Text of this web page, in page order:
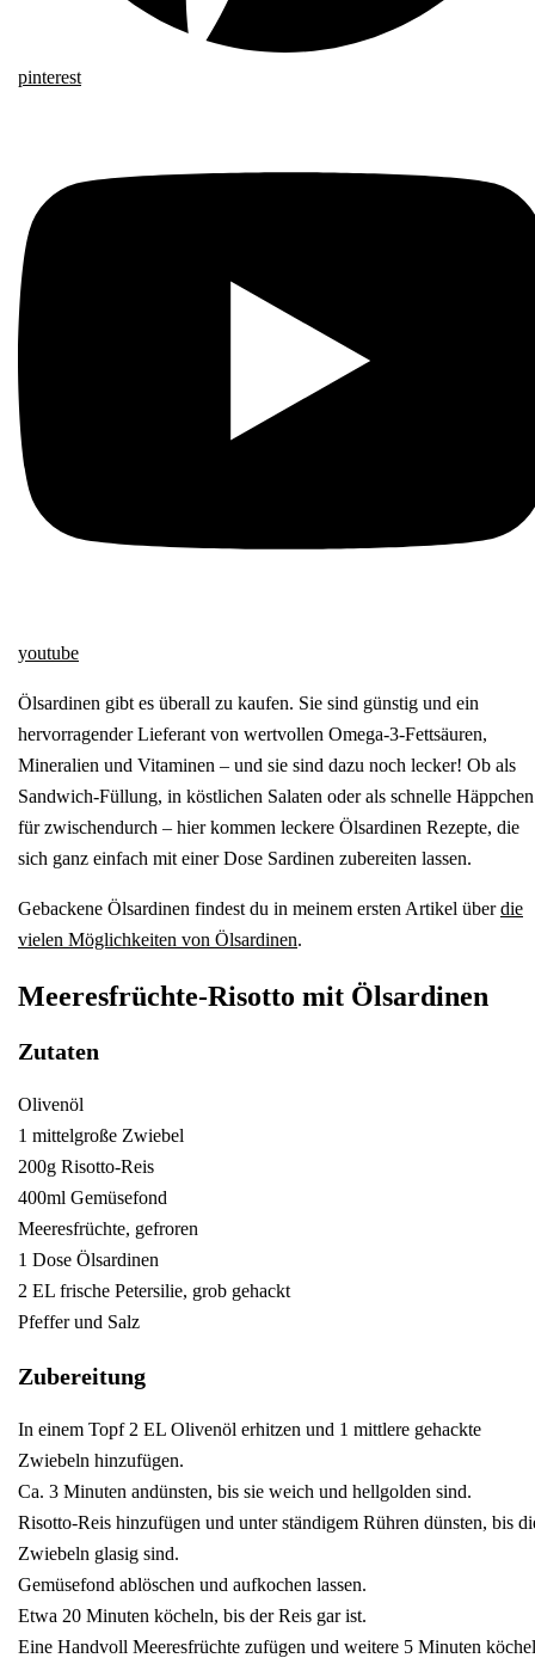
pinterest
youtube
Ölsardinen gibt es überall zu kaufen. Sie sind günstig und ein
hervorragender Lieferant von wertvollen Omega-3-Fettsäuren,
Mineralien und Vitaminen – und sie sind dazu noch lecker! Ob als
Sandwich-Füllung, in köstlichen Salaten oder als schnelle Häppchen
für zwischendurch – hier kommen leckere Ölsardinen Rezepte, die
sich ganz einfach mit einer Dose Sardinen zubereiten lassen.
Gebackene Ölsardinen findest du in meinem ersten Artikel überdie
vielen Möglichkeiten von Ölsardinen.
Meeresfrüchte-Risotto mit Ölsardinen
Zutaten
Olivenöl
1 mittelgroße Zwiebel
200g Risotto-Reis
400ml Gemüsefond
Meeresfrüchte, gefroren
1 Dose Ölsardinen
2 EL frische Petersilie, grob gehackt
Pfeffer und Salz
Zubereitung
In einem Topf 2 EL Olivenöl erhitzen und 1 mittlere gehackte
Zwiebeln hinzufügen.
Ca. 3 Minuten andünsten, bis sie weich und hellgolden sind.
Risotto-Reis hinzufügen und unter ständigem Rühren dünsten, bis
Zwiebeln glasig sind.
Gemüsefond ablöschen und aufkochen lassen.
Etwa 20 Minuten köcheln, bis der Reis gar ist.
Eine Handvoll Meeresfrüchte zufügen und weitere 5 Minuten